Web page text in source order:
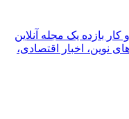
بازده یک مجله آنلاین
نوین، اخبار اقتصادی،